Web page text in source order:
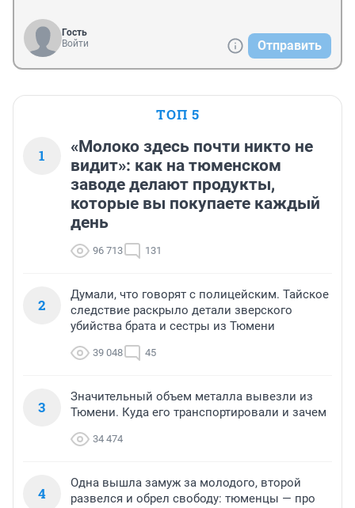
Гость
Войти
Отправить
ТОП 5
1
«Молоко здесь почти никто не
видит»: как на тюменском
заводе делают продукты,
которые вы покупаете каждый
день
96 713 131
2
Думали, что говорят с полицейским. Тайское
следствие раскрыло детали зверского
убийства брата и сестры из Тюмени
39 048 45
3
Значительный объем металла вывезли из
Тюмени. Куда его транспортировали и зачем
34 474
4
Одна вышла замуж за молодого, второй
развелся и обрел свободу: тюменцы — про